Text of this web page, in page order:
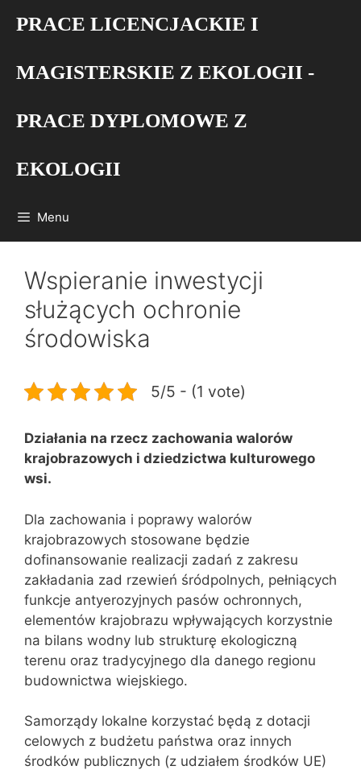
PRACE LICENCJACKIE I
MAGISTERSKIE Z EKOLOGII -
PRACE DYPLOMOWE Z
EKOLOGII
Menu
Wspieranie inwestycji
służących ochronie
środowiska
5/5 - (1 vote)
Działania na rzecz zachowania walorów
krajobrazowych i dziedzictwa kulturowego
wsi.
Dla zachowania i poprawy walorów
krajobrazowych stosowane będzie
dofinansowanie realizacji zadań z zakresu
zakładania zad rzewień śródpolnych, pełniących
funkcje antyerozyjnych pasów ochronnych,
elementów krajobrazu wpływających korzystnie
na bilans wodny lub strukturę ekologiczną
terenu oraz tradycyjnego dla danego regionu
budownictwa wiejskiego.
Samorządy lokalne korzystać będą z dotacji
celowych z budżetu państwa oraz innych
środków publicznych (z udziałem środków UE)